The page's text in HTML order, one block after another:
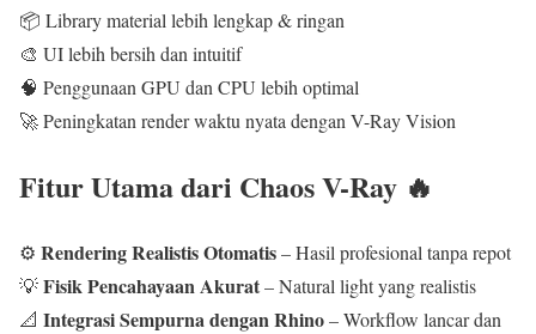
📦 Library material lebih lengkap & ringan
🎨 UI lebih bersih dan intuitif
🧠 Penggunaan GPU dan CPU lebih optimal
🚀 Peningkatan render waktu nyata dengan V-Ray Vision
Fitur Utama dari Chaos V-Ray 🔥
⚙️ Rendering Realistis Otomatis– Hasil profesional tanpa repot
💡Fisik Pencahayaan Akurat– Natural light yang realistis
📐 Integrasi Sempurna dengan Rhino– Workflow lancar dan